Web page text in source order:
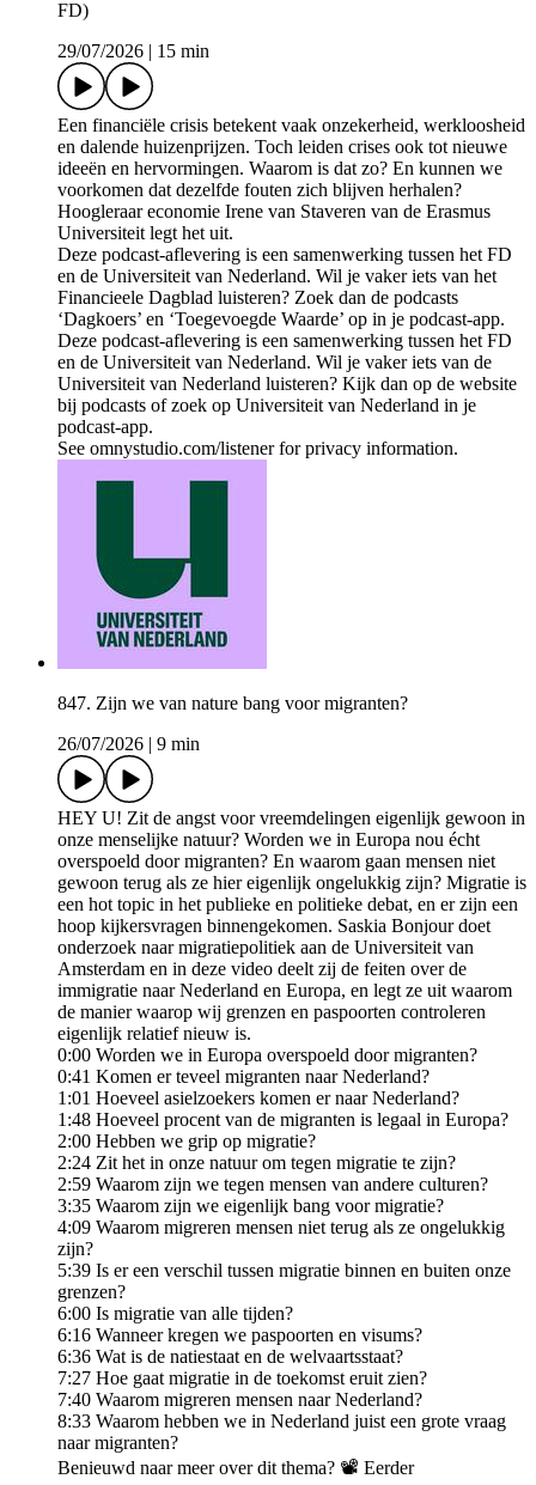
FD)
29/07/2026
15 min
Een financiële crisis betekent vaak onzekerheid, werkloosheid
en dalende huizenprijzen. Toch leiden crises ook tot nieuwe
ideeën en hervormingen. Waarom is dat zo? En kunnen we
voorkomen dat dezelfde fouten zich blijven herhalen?
Hoogleraar economie Irene van Staveren van de Erasmus
Universiteit legt het uit.
Deze podcast-aflevering is een samenwerking tussen het FD
en de Universiteit van Nederland. Wil je vaker iets van het
Financieele Dagblad luisteren? Zoek dan de podcasts
‘Dagkoers’ en ‘Toegevoegde Waarde’ op in je podcast-app.
Deze podcast-aflevering is een samenwerking tussen het FD
en de Universiteit van Nederland. Wil je vaker iets van de
Universiteit van Nederland luisteren? Kijk dan op de website
bij podcasts of zoek op Universiteit van Nederland in je
podcast-app.
See omnystudio.com/listener for privacy information.
847. Zijn we van nature bang voor migranten?
26/07/2026
9 min
HEY U! Zit de angst voor vreemdelingen eigenlijk gewoon in
onze menselijke natuur? Worden we in Europa nou écht
overspoeld door migranten? En waarom gaan mensen niet
gewoon terug als ze hier eigenlijk ongelukkig zijn? Migratie is
een hot topic in het publieke en politieke debat, en er zijn een
hoop kijkersvragen binnengekomen. Saskia Bonjour doet
onderzoek naar migratiepolitiek aan de Universiteit van
Amsterdam en in deze video deelt zij de feiten over de
immigratie naar Nederland en Europa, en legt ze uit waarom
de manier waarop wij grenzen en paspoorten controleren
eigenlijk relatief nieuw is.
0:00 Worden we in Europa overspoeld door migranten?
0:41 Komen er teveel migranten naar Nederland?
1:01 Hoeveel asielzoekers komen er naar Nederland?
1:48 Hoeveel procent van de migranten is legaal in Europa?
2:00 Hebben we grip op migratie?
2:24 Zit het in onze natuur om tegen migratie te zijn?
2:59 Waarom zijn we tegen mensen van andere culturen?
3:35 Waarom zijn we eigenlijk bang voor migratie?
4:09 Waarom migreren mensen niet terug als ze ongelukkig
zijn?
5:39 Is er een verschil tussen migratie binnen en buiten onze
grenzen?
6:00 Is migratie van alle tijden?
6:16 Wanneer kregen we paspoorten en visums?
6:36 Wat is de natiestaat en de welvaartsstaat?
7:27 Hoe gaat migratie in de toekomst eruit zien?
7:40 Waarom migreren mensen naar Nederland?
8:33 Waarom hebben we in Nederland juist een grote vraag
naar migranten?
Benieuwd naar meer over dit thema? 📽️ Eerder